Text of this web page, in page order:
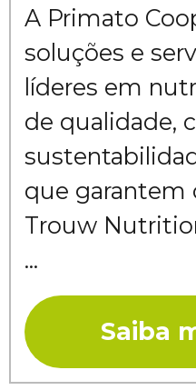
A Primato
soluções e
líderes em
de qualidade,
que garantem
Trouw
...
Saiba